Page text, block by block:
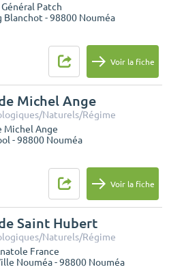
Patch
Blanchot - 98800 Nouméa
Voir la fiche
Michel Ange
Naturels/Régime
Michel Ange
- 98800 Nouméa
Voir la fiche
Saint Hubert
Naturels/Régime
France
Nouméa - 98800 Nouméa